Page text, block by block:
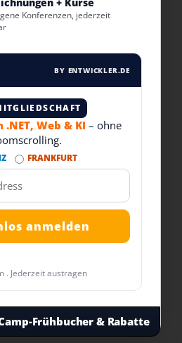
Konferenzen, jederzeit
BY ENTWICKLER.DE
Web & KI – ohne
FRANKFURT
. Jederzeit austragen
Frühbucher & Rabatte